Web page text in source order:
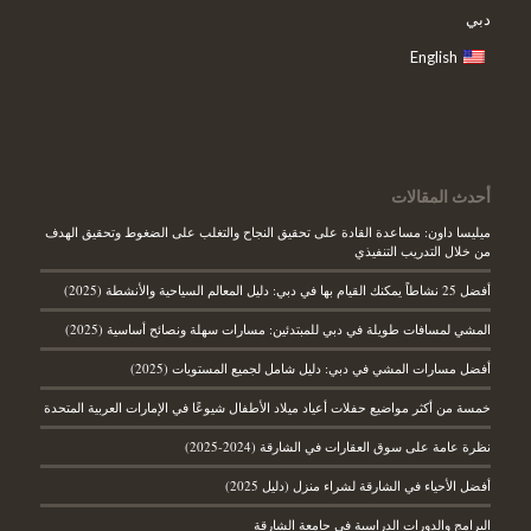
دبي
English
أحدث المقالات
ميليسا داون: مساعدة القادة على تحقيق النجاح والتغلب على الضغوط وتحقيق الهدف
من خلال التدريب التنفيذي
أفضل 25 نشاطاً يمكنك القيام بها في دبي: دليل المعالم السياحية والأنشطة (2025)
المشي لمسافات طويلة في دبي للمبتدئين: مسارات سهلة ونصائح أساسية (2025)
أفضل مسارات المشي في دبي: دليل شامل لجميع المستويات (2025)
خمسة من أكثر مواضيع حفلات أعياد ميلاد الأطفال شيوعًا في الإمارات العربية المتحدة
نظرة عامة على سوق العقارات في الشارقة (2024-2025)
أفضل الأحياء في الشارقة لشراء منزل (دليل 2025)
البرامج والدورات الدراسية في جامعة الشارقة